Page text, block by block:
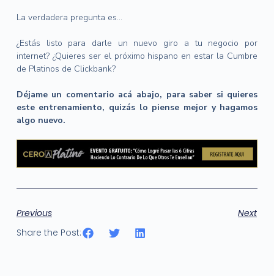
La verdadera pregunta es…
¿Estás listo para darle un nuevo giro a tu negocio por
internet? ¿Quieres ser el próximo hispano en estar la Cumbre
de Platinos de Clickbank?
Déjame un comentario acá abajo, para saber si quieres
este entrenamiento, quizás lo piense mejor y hagamos
algo nuevo.
Previous
Next
Share the Post: